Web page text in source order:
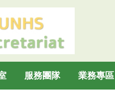
服務團隊 業務專區